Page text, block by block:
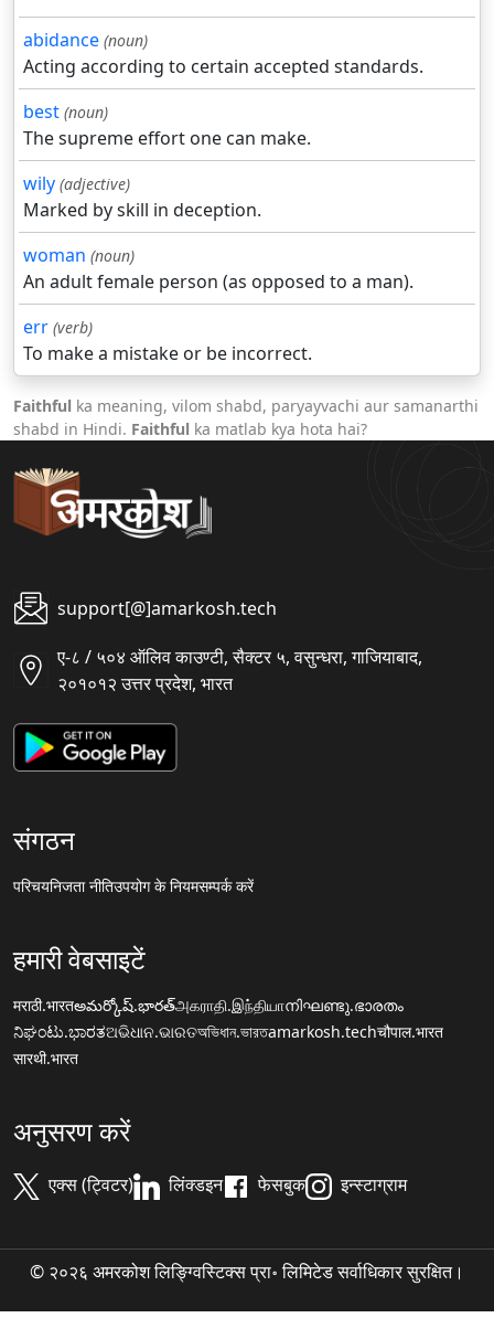
abidance (noun)
Acting according to certain accepted standards.
best (noun)
The supreme effort one can make.
wily (adjective)
Marked by skill in deception.
woman (noun)
An adult female person (as opposed to a man).
err (verb)
To make a mistake or be incorrect.
Faithful ka meaning, vilom shabd, paryayvachi aur samanarthi
shabd in Hindi. Faithful ka matlab kya hota hai?
support[@]amarkosh.tech
ए-८ / ५०४ ऑलिव काउण्टी, सैक्टर ५, वसुन्धरा, गाजियाबाद,
२०१०१२ उत्तर प्रदेश, भारत
संगठन
परिचयनिजता नीतिउपयोग के नियमसम्पर्क करें
हमारी वेबसाइटें
मराठी.भारतఅమర్కోష్.భారత్அகராதி.இந்தியாനിഘണ്ടു.ഭാരതം
ನಿಘಂಟು.ಭಾರತଅଭିଧାନ.ଭାରତঅভিধান.ভারতamarkosh.techचौपाल.भारत
सारथी.भारत
अनुसरण करें
एक्स (ट्विटर) लिंक्डइन फेसबुक इन्स्टाग्राम
© २०२६ अमरकोश लिङ्ग्विस्टिक्स प्रा॰ लिमिटेड सर्वाधिकार सुरक्षित।